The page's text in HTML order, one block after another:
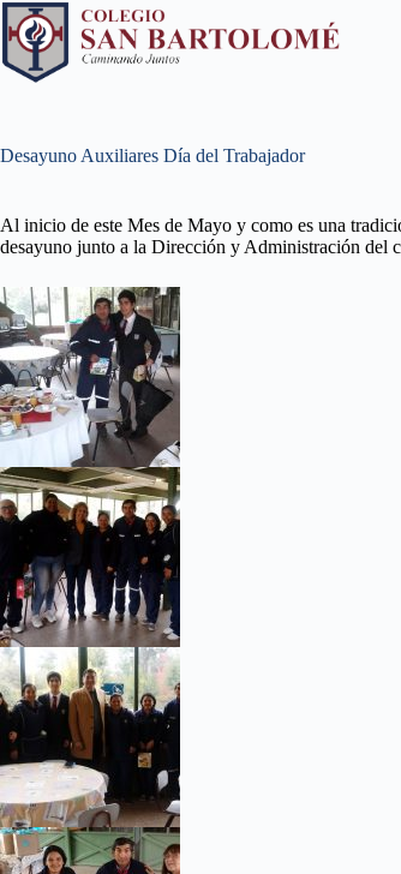
Desayuno Auxiliares Día del Trabajador
Al inicio de este Mes de Mayo y como es una
desayuno junto a la Dirección y Administración del